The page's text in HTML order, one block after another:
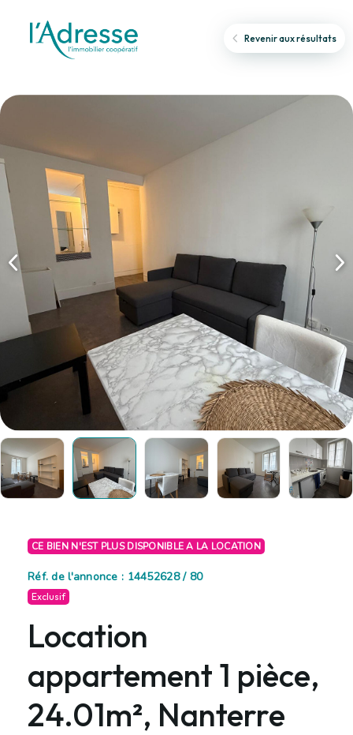
Revenir aux résultats
CE BIEN N'EST PLUS DISPONIBLE A LA LOCATION
Réf. de l'annonce : 14452628 / 80
Exclusif
Location
appartement 1 pièce,
24.01m², Nanterre